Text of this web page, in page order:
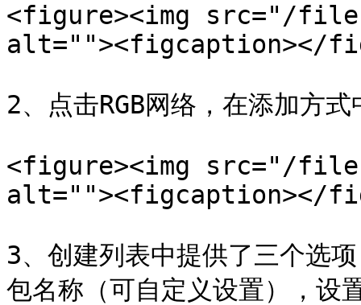
<figure><img src="/files/
alt=""><figcaption></
2、点击RGB网络，在添加方
<figure><img src="/files/
alt=""><figcaption></
3、创建列表中提供了三个选
包名称（可自定义设置），设